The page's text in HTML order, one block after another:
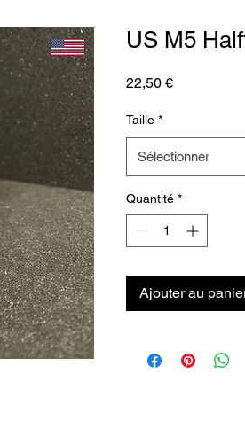
US M5
22,50 €Prix
Taille *
Sélectionner
Quantité *
Ajouter au